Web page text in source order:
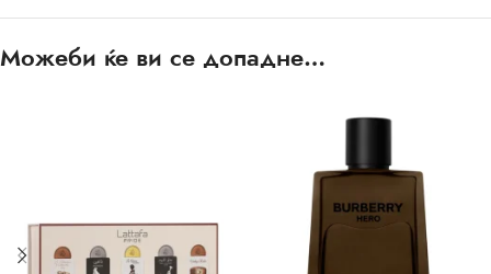
Можеби ќе ви се допадне…